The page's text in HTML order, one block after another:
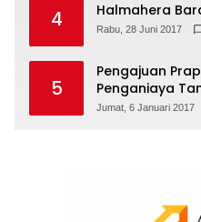
4 Halmahera
Rabu, 28 Juni 2017
5
Pengajuan
Penganiaya
Hakim
Jumat, 6 Januari 2017